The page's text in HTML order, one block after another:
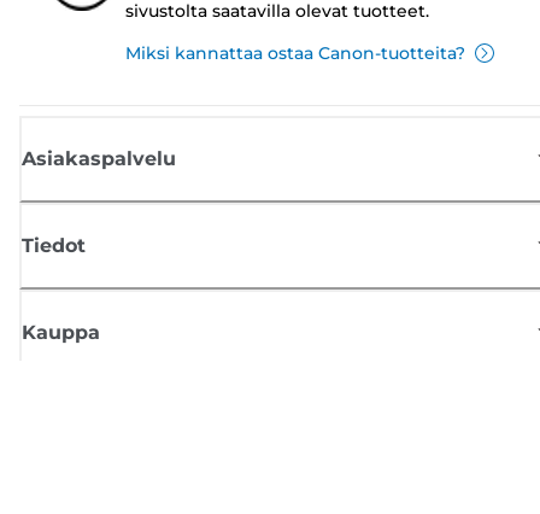
sivustolta saatavilla olevat tuotteet.
Miksi kannattaa ostaa Canon-tuotteita?
Asiakaspalvelu
Tiedot
Kauppa